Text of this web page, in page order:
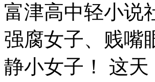
富津高中轻小说
强腐女子、贱嘴
静小女子！ 这